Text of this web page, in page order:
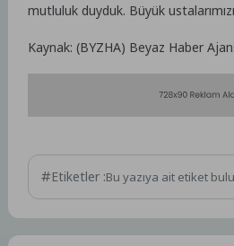
mutluluk duyduk. Büyük
Kaynak: (BYZHA) Beyaz Haber
Etiketler :Bu yazıya ait etiket